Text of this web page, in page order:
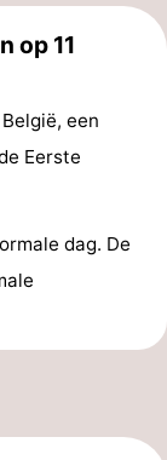
op 11
een
Eerste
dag. De